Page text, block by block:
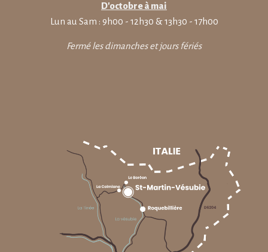
D'octobre à mai
Lun au Sam : 9h00 - 12h30 & 13h30 - 17h00
Fermé les dimanches et jours fériés